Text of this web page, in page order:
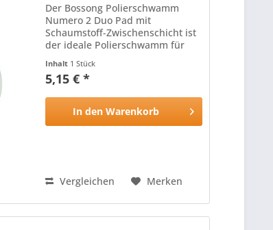
Der Bossong Polierschwamm
Numero 2 Duo Pad mit
Schaumstoff-Zwischenschicht ist
der ideale Polierschwamm für
hitzebeständige Oberfläche des
Polierschwamms mit
schneidenden Eigenschaften
wird durch die...
Inhalt 1 Stück
5,15 € *
In den Warenkorb
Vergleichen Merken